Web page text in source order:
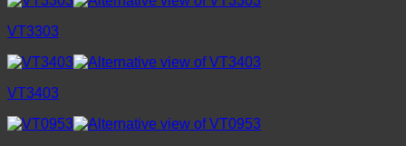
VT3303
VT3403